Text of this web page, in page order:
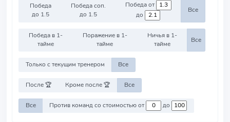
Победа
до 1.5
Победа соп.
до 1.5
Победа от
до
Все
Победа в 1-
тайме
Поражение в 1-
тайме
Ничья в 1-
тайме
Все
Только с текущим тренером Все
После 🏆 Кроме после 🏆 Все
Все Против команд со стоимостью от до